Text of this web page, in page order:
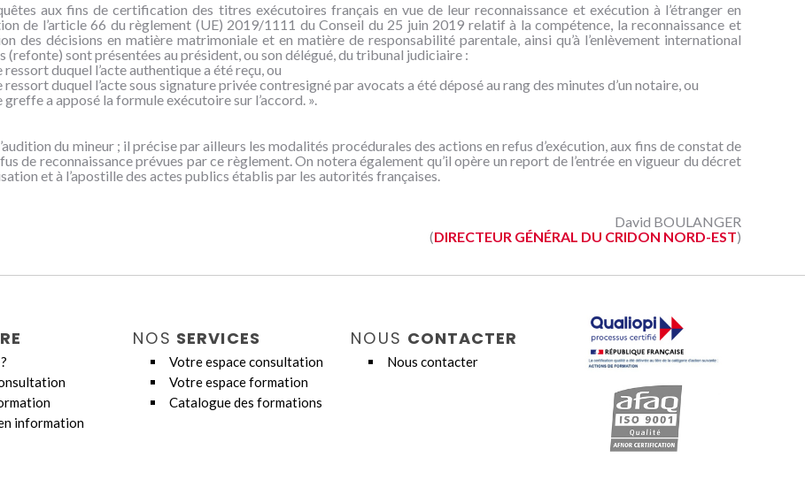
aux fins de certification des titres exécutoires français en vue de leur reconnaissance et exécution à l’étranger en
de l’article 66 du règlement (UE) 2019/1111 du Conseil du 25 juin 2019 relatif à la compétence, la reconnaissance et
des décisions en matière matrimoniale et en matière de responsabilité parentale, ainsi qu’à l’enlèvement international
(refonte) sont présentées au président, ou son délégué, du tribunal judiciaire :
ressort duquel l’acte authentique a été reçu, ou
ressort duquel l’acte sous signature privée contresigné par avocats a été déposé au rang des minutes d’un notaire, ou
greffe a apposé la formule exécutoire sur l’accord. ».
du mineur ; il précise par ailleurs les modalités procédurales des actions en refus d’exécution, aux fins de constat de
de reconnaissance prévues par ce règlement. On notera également qu’il opère un report de l’entrée en vigueur du décret
et à l’apostille des actes publics établis par les autorités françaises.
David BOULANGER
(DIRECTEUR GÉNÉRAL DU CRIDON NORD-EST)
information
NOS SERVICES
Votre espace consultation
Votre espace formation
Catalogue des formations
NOUS CONTACTER
Nous contacter